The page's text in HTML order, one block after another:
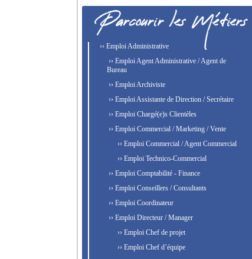
›› Emploi Administrative
›› Emploi Agent Administrative / Agent de
Bureau
›› Emploi Archiviste
›› Emploi Assistante de Direction / Secrétaire
›› Emploi Chargé(e)s Clientèles
›› Emploi Commercial / Marketing / Vente
›› Emploi Commercial / Agent Commercial
›› Emploi Technico-Commercial
›› Emploi Comptabilité - Finance
›› Emploi Conseillers / Consultants
›› Emploi Coordinateur
›› Emploi Directeur / Manager
›› Emploi Chef de projet
›› Emploi Chef d’équipe